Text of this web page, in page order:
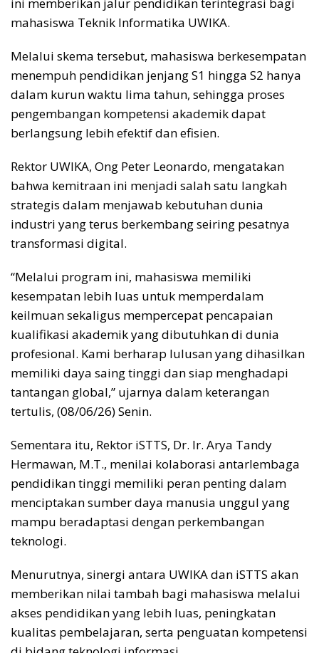
ini memberikan jalur pendidikan terintegrasi bagi
mahasiswa Teknik Informatika UWIKA.
Melalui skema tersebut, mahasiswa berkesempatan
menempuh pendidikan jenjang S1 hingga S2 hanya
dalam kurun waktu lima tahun, sehingga proses
pengembangan kompetensi akademik dapat
berlangsung lebih efektif dan efisien.
Rektor UWIKA, Ong Peter Leonardo, mengatakan
bahwa kemitraan ini menjadi salah satu langkah
strategis dalam menjawab kebutuhan dunia
industri yang terus berkembang seiring pesatnya
transformasi digital.
“Melalui program ini, mahasiswa memiliki
kesempatan lebih luas untuk memperdalam
keilmuan sekaligus mempercepat pencapaian
kualifikasi akademik yang dibutuhkan di dunia
profesional. Kami berharap lulusan yang dihasilkan
memiliki daya saing tinggi dan siap menghadapi
tantangan global,” ujarnya dalam keterangan
tertulis, (08/06/26) Senin.
Sementara itu, Rektor iSTTS, Dr. Ir. Arya Tandy
Hermawan, M.T., menilai kolaborasi antarlembaga
pendidikan tinggi memiliki peran penting dalam
menciptakan sumber daya manusia unggul yang
mampu beradaptasi dengan perkembangan
teknologi.
Menurutnya, sinergi antara UWIKA dan iSTTS akan
memberikan nilai tambah bagi mahasiswa melalui
akses pendidikan yang lebih luas, peningkatan
kualitas pembelajaran, serta penguatan kompetensi